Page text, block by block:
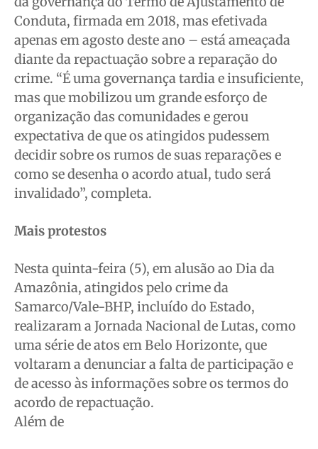
Conduta, firmada em 2018, mas efetivada
apenas em agosto deste ano – está ameaçada
diante da repactuação sobre a reparação do
crime. “É uma governança tardia e insuficiente,
mas que mobilizou um grande esforço de
organização das comunidades e gerou
expectativa de que os atingidos pudessem
decidir sobre os rumos de suas reparações e
como se desenha o acordo atual, tudo será
invalidado”, completa.
Mais protestos
Nesta quinta-feira (5), em alusão ao Dia da
Amazônia, atingidos pelo crime da
Samarco/Vale-BHP, incluído do Estado,
realizaram a Jornada Nacional de Lutas, como
uma série de atos em Belo Horizonte, que
voltaram a denunciar a falta de participação e
de acesso às informações sobre os termos do
acordo de repactuação.
Além de